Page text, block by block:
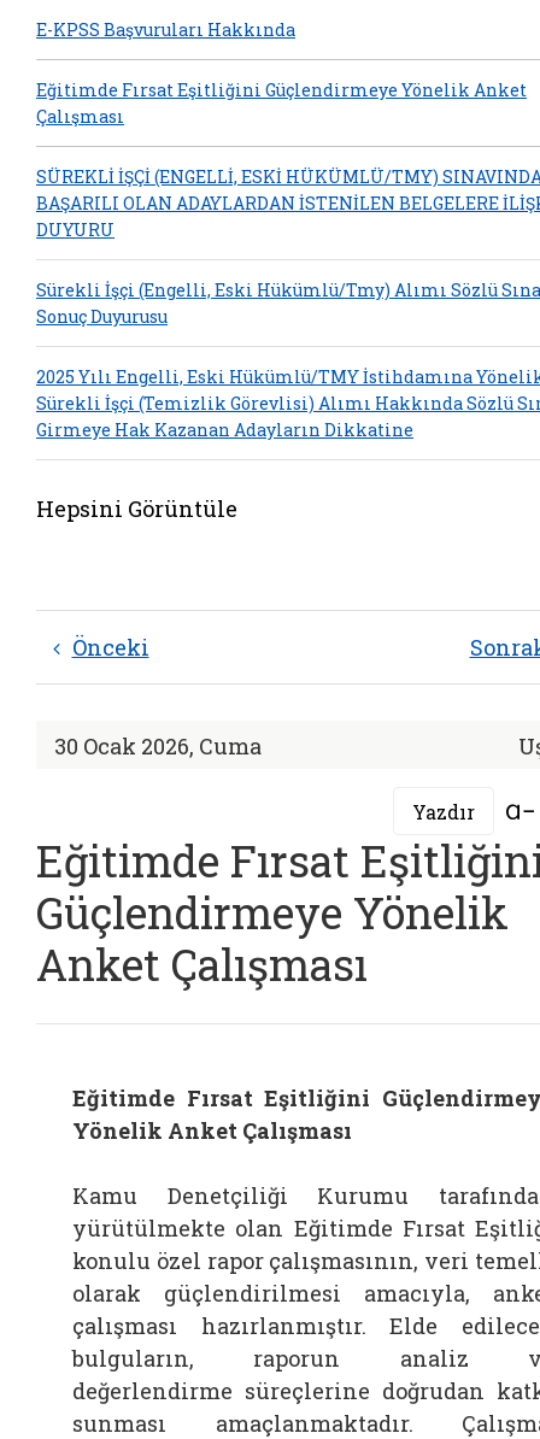
E-KPSS Başvuruları Hakkında
Eğitimde Fırsat Eşitliğini Güçlendirmeye Yönelik Anket
Çalışması
SÜREKLİ İŞÇİ (ENGELLİ, ESKİ HÜKÜMLÜ/TMY)
BAŞARILI OLAN ADAYLARDAN İSTENİLEN BELGELERE
DUYURU
Sürekli İşçi (Engelli, Eski Hükümlü/Tmy) Alımı Sözlü
Sonuç Duyurusu
2025 Yılı Engelli, Eski Hükümlü/TMY İstihdamına
Sürekli İşçi (Temizlik Görevlisi) Alımı Hakkında Sözlü
Girmeye Hak Kazanan Adayların Dikkatine
Hepsini Görüntüle
Önceki
30 Ocak 2026, Cuma
Yazdır
Eğitimde Fırsat
Güçlendirmeye Yönelik
Anket Çalışması
Eğitimde Fırsat Eşitliğini
Yönelik Anket Çalışması
Kamu Denetçiliği Kurumu
yürütülmekte olan Eğitimde Fırsat
konulu özel rapor çalışmasının, veri
olarak güçlendirilmesi amacıyla,
çalışması hazırlanmıştır. Elde
bulguların, raporun analiz
değerlendirme süreçlerine doğrudan
sunması amaçlanmaktadır.